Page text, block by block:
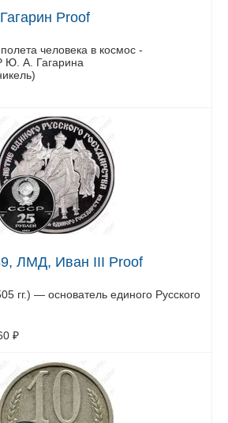
Proof
человека в космос -
Ю. А. Гагарина
ЛМД, Иван III Proof
гг.) — основатель единого Русского
₽